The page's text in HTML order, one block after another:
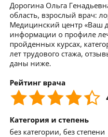
Дорогина Ольга
область, взрослый врач:
Медицинский центр «Ваш
информации о профиле
пройденных курсах,
лет трудового стажа,
даны ниже.
Рейтинг врача
Категория и степень
без категории, без степени